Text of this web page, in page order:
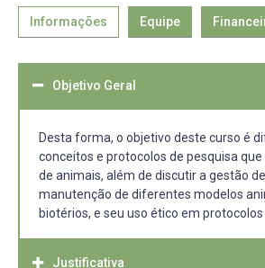
Informações Equipe
Objetivo Geral
Desta forma, o objetivo deste curso é
conceitos e protocolos de pesquisa
de animais, além de discutir a gestão
manutenção de diferentes modelos
biotérios, e seu uso ético em protocolos
Justificativa